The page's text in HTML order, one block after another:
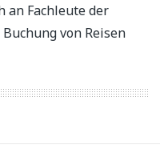
an Fachleute der
von Reisen